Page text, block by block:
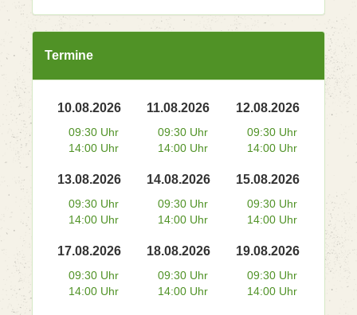
Termine
10.08.2026
09:30 Uhr
14:00 Uhr
11.08.2026
09:30 Uhr
14:00 Uhr
12.08.2026
09:30 Uhr
14:00 Uhr
13.08.2026
09:30 Uhr
14:00 Uhr
14.08.2026
09:30 Uhr
14:00 Uhr
15.08.2026
09:30 Uhr
14:00 Uhr
17.08.2026
09:30 Uhr
14:00 Uhr
18.08.2026
09:30 Uhr
14:00 Uhr
19.08.2026
09:30 Uhr
14:00 Uhr